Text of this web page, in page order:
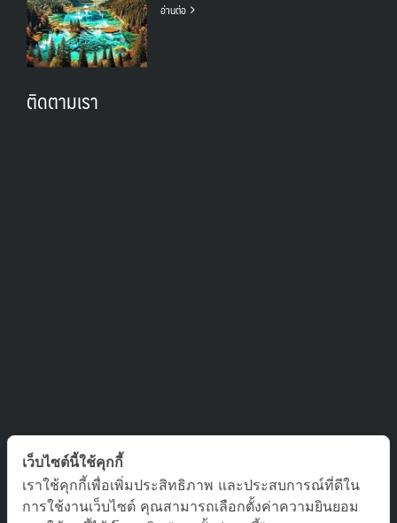
อ่านต่อ
ติดตามเรา
ติดต่อเรา
บริษัท ออล อเบ้าท์ เจอร์นีย์ จำกัด เลขที่ 5/1800 หมู่บ้านประชาชื่น
ซอย สามัคคี 63 ตำบล บางตลาด อำเภอ ปากเกร็ด นนทบุรี 11120
เว็บไซต์นี้ใช้คุกกี้
เราใช้คุกกี้เพื่อเพิ่มประสิทธิภาพ และประสบการณ์ที่ดีใน
การใช้งานเว็บไซต์ คุณสามารถเลือกตั้งค่าความยินยอม